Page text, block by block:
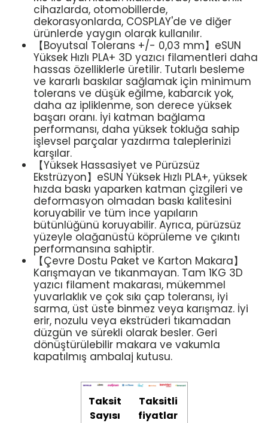
cihazlarda, otomobillerde,
dekorasyonlarda, COSPLAY'de ve diğer
ürünlerde yaygın olarak kullanılır.
【Boyutsal Tolerans +/- 0,03 mm】eSUN
Yüksek Hızlı PLA+ 3D yazıcı filamentleri daha
hassas özelliklerle üretilir. Tutarlı besleme
ve kararlı baskılar sağlamak için minimum
tolerans ve düşük eğilme, kabarcık yok,
daha az ipliklenme, son derece yüksek
başarı oranı. İyi katman bağlama
performansı, daha yüksek tokluğa sahip
işlevsel parçalar yazdırma taleplerinizi
karşılar.
【Yüksek Hassasiyet ve Pürüzsüz
Ekstrüzyon】eSUN Yüksek Hızlı PLA+, yüksek
hızda baskı yaparken katman çizgileri ve
deformasyon olmadan baskı kalitesini
koruyabilir ve tüm ince yapıların
bütünlüğünü koruyabilir. Ayrıca, pürüzsüz
yüzeyle olağanüstü köprüleme ve çıkıntı
performansına sahiptir.
【Çevre Dostu Paket ve Karton Makara】
Karışmayan ve tıkanmayan. Tam 1KG 3D
yazıcı filament makarası, mükemmel
yuvarlaklık ve çok sıkı çap toleransı, iyi
sarma, üst üste binmez veya karışmaz. İyi
erir, nozulu veya ekstrüderi tıkamadan
düzgün ve sürekli olarak besler. Geri
dönüştürülebilir makara ve vakumla
kapatılmış ambalaj kutusu.
Taksit
Sayısı
Taksitli
fiyatlar